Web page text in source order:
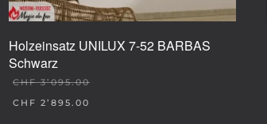
Holzeinsatz UNILUX 7-52 BARBAS
Schwarz
CHF3’095.00
ORIGINAL
CHF 2’895.00